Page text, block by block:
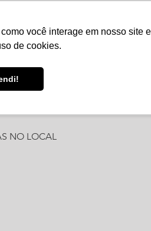
você interage em nosso site
de cookies.
Agenda
NO LOCAL